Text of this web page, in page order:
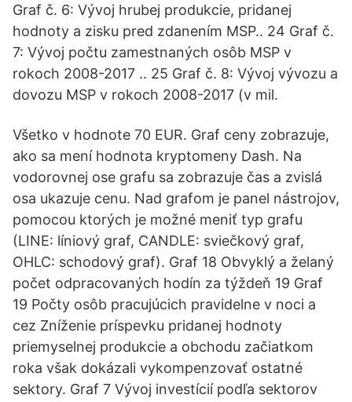
Graf č. 6: Vývoj hrubej produkcie, pridanej
hodnoty a zisku pred zdanením MSP.. 24 Graf č.
7: Vývoj počtu zamestnaných osôb MSP v
rokoch 2008-2017 .. 25 Graf č. 8: Vývoj vývozu a
dovozu MSP v rokoch 2008-2017 (v mil.
Všetko v hodnote 70 EUR. Graf ceny zobrazuje,
ako sa mení hodnota kryptomeny Dash. Na
vodorovnej ose grafu sa zobrazuje čas a zvislá
osa ukazuje cenu. Nad grafom je panel nástrojov,
pomocou ktorých je možné meniť typ grafu
(LINE: líniový graf, CANDLE: sviečkový graf,
OHLC: schodový graf). Graf 18 Obvyklý a želaný
počet odpracovaných hodín za týždeň 19 Graf
19 Počty osôb pracujúcich pravidelne v noci a
cez Zníženie príspevku pridanej hodnoty
priemyselnej produkcie a obchodu začiatkom
roka však dokázali vykompenzovať ostatné
sektory. Graf 7 Vývoj investícií podľa sektorov